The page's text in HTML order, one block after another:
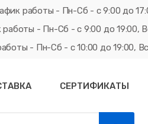
работы - Пн-Сб - с 9:00 до
- Пн-Сб - с 9:00 до 19:00,
- Пн-Сб - с 10:00 до 19:00, Вс
СЕРТИФИКАТЫ